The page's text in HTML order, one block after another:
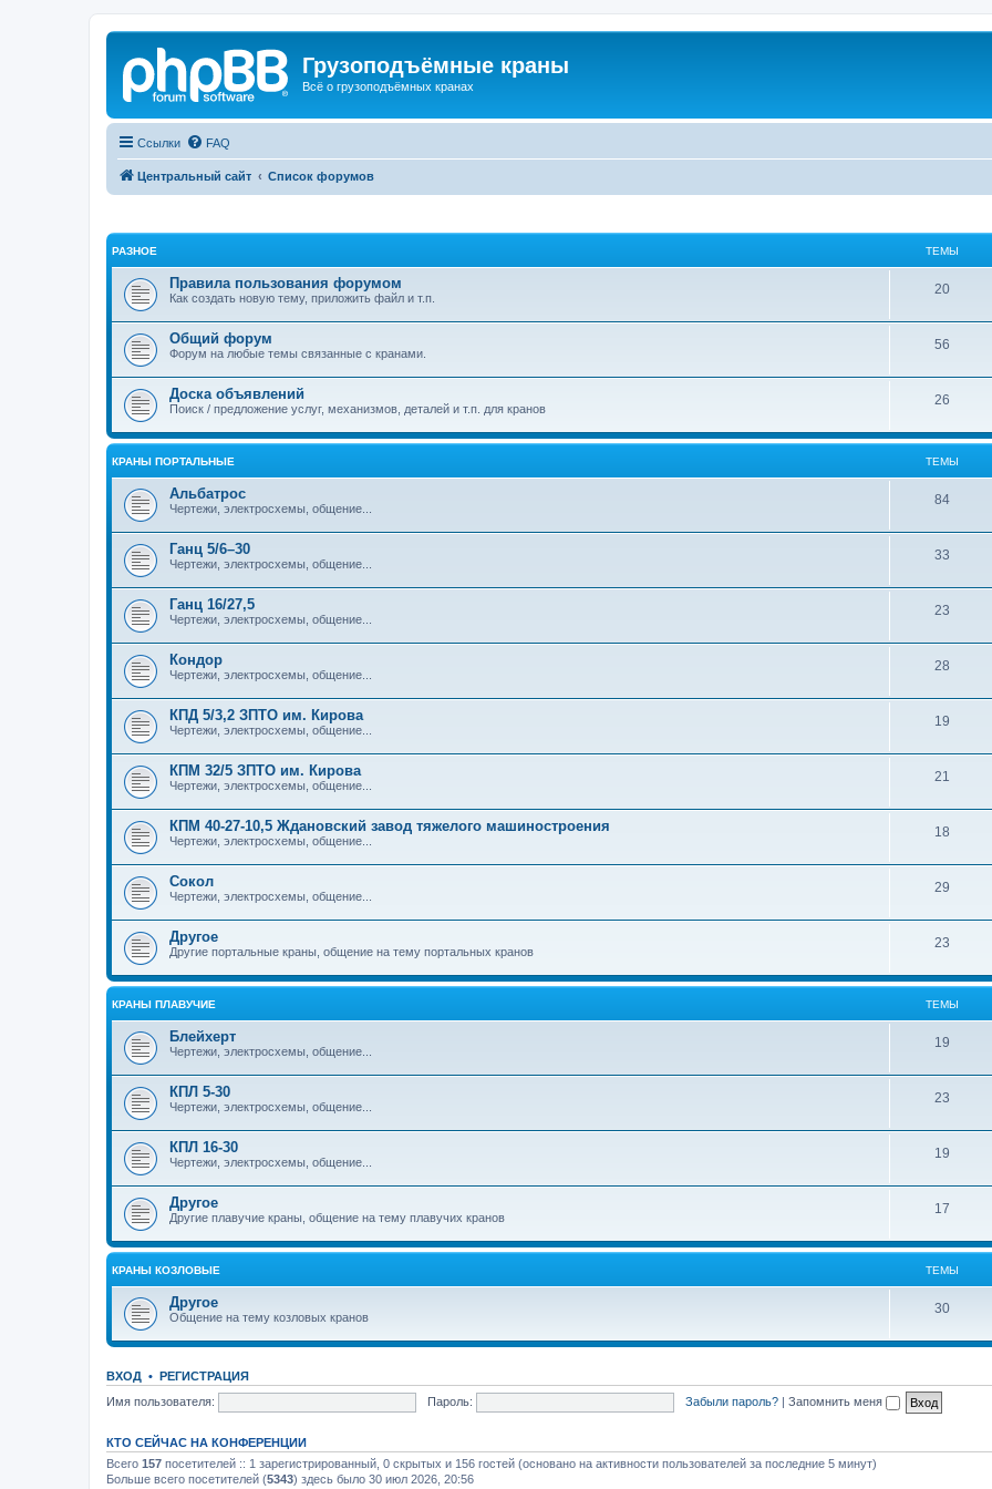
Грузоподъёмные краны
Всё о грузоподъёмных кранах
Ссылки FAQ
Центральный сайт Список форумов
РАЗНОЕ ТЕМЫ
Правила пользования форумом
Как создать новую тему, приложить файл и т.п.
20
Общий форум
Форум на любые темы связанные с кранами.
56
Доска объявлений
Поиск / предложение услуг, механизмов, деталей и т.п. для кранов
26
КРАНЫ ПОРТАЛЬНЫЕ ТЕМЫ
Альбатрос
Чертежи, электросхемы, общение...
84
Ганц 5/6–30
Чертежи, электросхемы, общение...
33
Ганц 16/27,5
Чертежи, электросхемы, общение...
23
Кондор
Чертежи, электросхемы, общение...
28
КПД 5/3,2 ЗПТО им. Кирова
Чертежи, электросхемы, общение...
19
КПМ 32/5 ЗПТО им. Кирова
Чертежи, электросхемы, общение...
21
КПМ 40-27-10,5 Ждановский завод тяжелого машиностроения
Чертежи, электросхемы, общение...
18
Сокол
Чертежи, электросхемы, общение...
29
Другое
Другие портальные краны, общение на тему портальных кранов
23
КРАНЫ ПЛАВУЧИЕ ТЕМЫ
Блейхерт
Чертежи, электросхемы, общение...
19
КПЛ 5-30
Чертежи, электросхемы, общение...
23
КПЛ 16-30
Чертежи, электросхемы, общение...
19
Другое
Другие плавучие краны, общение на тему плавучих кранов
17
КРАНЫ КОЗЛОВЫЕ ТЕМЫ
Другое
Общение на тему козловых кранов
30
ВХОД • РЕГИСТРАЦИЯ
Имя пользователя:
Пароль: Забыли пароль? | Запомнить меня
КТО СЕЙЧАС НА КОНФЕРЕНЦИИ
Всего 157 посетителей :: 1 зарегистрированный, 0 скрытых и 156 гостей (основано на активности пользователей за последние 5 минут)
Больше всего посетителей (5343) здесь было 30 июл 2026, 20:56